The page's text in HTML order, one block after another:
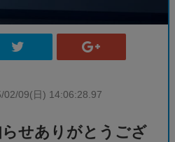
02/09(日) 14:06:28.97
せありがとうござ